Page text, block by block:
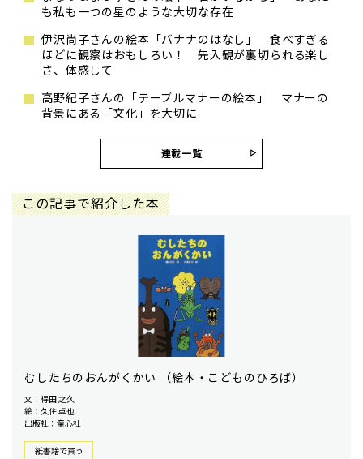
も私も一つの星のような大切な存在
伊沢尚子さんの絵本「バナナのはなし」 食べすぎる
ほどに観察はおもしろい！ 先入観が裏切られる楽し
さ、体感して
高野紀子さんの「テーブルマナーの絵本」 マナーの
背景にある「文化」を大切に
連載一覧
この記事で紹介した本
むしたちのおんがくかい （絵本・こどものひろば）
文：得田 之久
絵：久住 卓也
出版社：童心社
紙書籍で買う